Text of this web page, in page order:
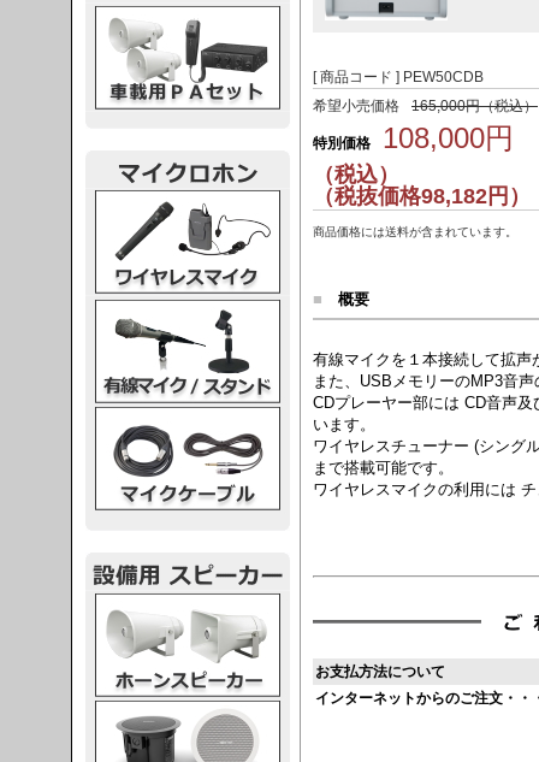
[ 商品コード ] PEW50CDB
希望小売価格
165,000円（税込）
特別価格 108,000円
（税込）
（税抜価格98,182円）
商品価格には送料が含まれています。
■ 概要
有線マイクを１本接続して拡声
また、USBメモリーのMP3音
CDプレーヤー部には CD音声
います。
ワイヤレスチューナー (シング
まで搭載可能です。
ワイヤレスマイクの利用には
お支払方法について
インターネットからのご注文・・